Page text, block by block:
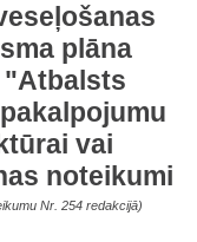
plāna
"Atbalsts
vai
noteikumi
Nr. 254 redakcijā)